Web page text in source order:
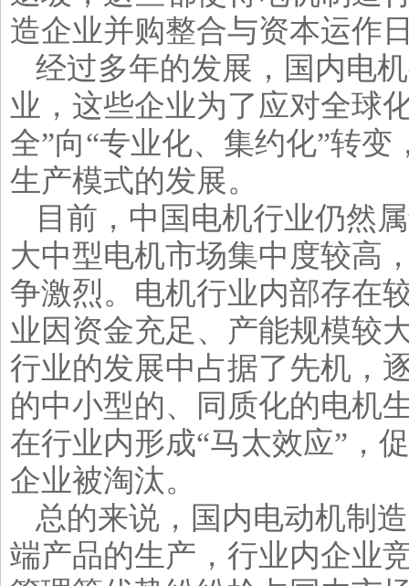
造企业并购整合与资本运作
经过多年的发展，国内电
业，这些企业为了应对全球
全”向“专业化、集约化”转
生产模式的发展。
目前，中国电机行业仍然
大中型电机市场集中度较高
争激烈。电机行业内部存在
业因资金充足、产能规模较
行业的发展中占据了先机，
的中小型的、同质化的电机
在行业内形成“马太效应”，
企业被淘汰。
总的来说，国内电动机制
端产品的生产，行业内企业